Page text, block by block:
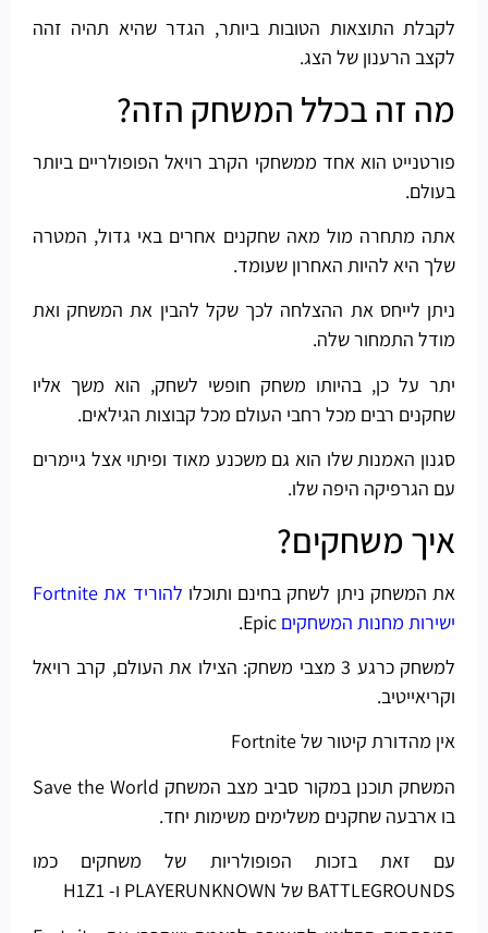
לקבלת התוצאות הטובות ביותר, הגדר שהיא תהיה זהה
לקצב הרענון של הצג.
מה זה בכלל המשחק הזה?
פורטנייט הוא אחד ממשחקי הקרב רויאל הפופולריים ביותר
בעולם.
אתה מתחרה מול מאה שחקנים אחרים באי גדול, המטרה
שלך היא להיות האחרון שעומד.
ניתן לייחס את ההצלחה לכך שקל להבין את המשחק ואת
מודל התמחור שלה.
יתר על כן, בהיותו משחק חופשי לשחק, הוא משך אליו
שחקנים רבים מכל רחבי העולם מכל קבוצות הגילאים.
סגנון האמנות שלו הוא גם משכנע מאוד ופיתוי אצל גיימרים
עם הגרפיקה היפה שלו.
איך משחקים?
את המשחק ניתן לשחק בחינם ותוכלו
להוריד את Fortnite
ישירות מחנות המשחקים Epic.
למשחק כרגע 3 מצבי משחק: הצילו את העולם, קרב רויאל
וקריאייטיב.
אין מהדורת קיטור של Fortnite
המשחק תוכנן במקור סביב מצב המשחק Save the World
בו ארבעה שחקנים משלימים משימות יחד.
עם זאת בזכות הפופולריות של משחקים כמו
BATTLEGROUNDS של PLAYERUNKNOWN ו- H1Z1